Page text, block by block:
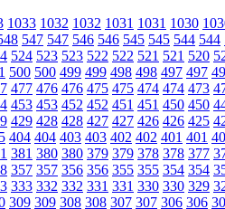
1033 1032 1032 1031 1031 1030
547 547 546 546 545 545 544 544
524 523 523 522 522 521 521 520
500 500 499 499 498 498 497 497
477 476 476 475 475 474 474 473
453 453 452 452 451 451 450 450
429 428 428 427 427 426 426 425
404 404 403 403 402 402 401 401
381 380 380 379 379 378 378 377
357 357 356 356 355 355 354 354
333 332 332 331 331 330 330 329
309 309 308 308 307 307 306 306